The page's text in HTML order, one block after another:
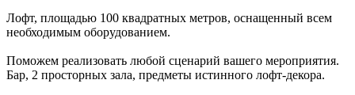
Лофт, площадью 100 квадратных метров, оснащенный всем
необходимым оборудованием.
Поможем реализовать любой сценарий вашего мероприятия.
Бар, 2 просторных зала, предметы истинного лофт-декора.